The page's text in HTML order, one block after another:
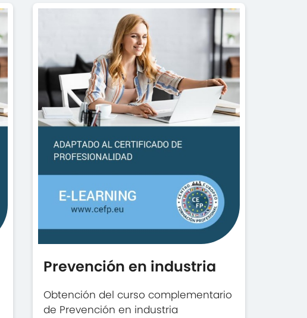
Prevención en industria
Obtención del curso complementario
de Prevención en industria